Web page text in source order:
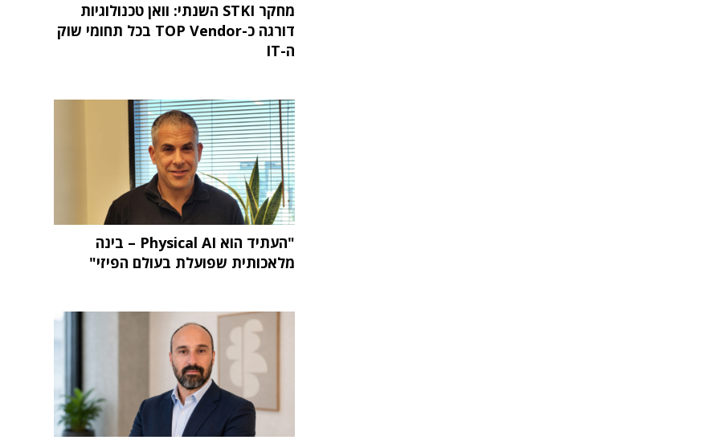
מחקר STKI השנתי: וואן טכנולוגיות
דורגה כ-TOP Vendor בכל תחומי שוק
ה-IT
"העתיד הוא Physical AI – בינה
מלאכותית שפועלת בעולם הפיזי"